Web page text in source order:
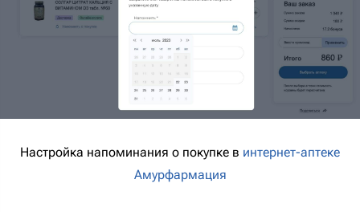
Настройка напоминания о покупке в интернет-аптеке
Амурфармация